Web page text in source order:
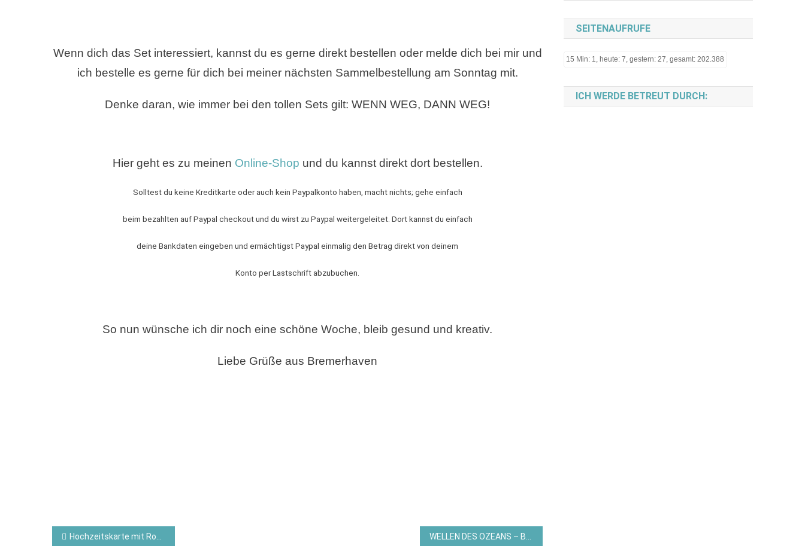
Wenn dich das Set interessiert, kannst du es gerne direkt bestellen oder melde dich bei mir und
ich bestelle es gerne für dich bei meiner nächsten Sammelbestellung am Sonntag mit.
Denke daran, wie immer bei den tollen Sets gilt: WENN WEG, DANN WEG!
Hier geht es zu meinen Online-Shop und du kannst direkt dort bestellen.
Solltest du keine Kreditkarte oder auch kein Paypalkonto haben, macht nichts; gehe einfach
beim bezahlten auf Paypal checkout und du wirst zu Paypal weitergeleitet. Dort kannst du einfach
deine Bankdaten eingeben und ermächtigst Paypal einmalig den Betrag direkt von deinem
Konto per Lastschrift abzubuchen.
So nun wünsche ich dir noch eine schöne Woche, bleib gesund und kreativ.
Liebe Grüße aus Bremerhaven
Beitragsnavigation
Hochzeitskarte mit Rosette und dem PP Glückskranich – Stampin`Up! ©
SEITENAUFRUFE
15 Min: 1, heute: 7, gestern: 27, gesamt: 202.388
ICH WERDE BETREUT DURCH: